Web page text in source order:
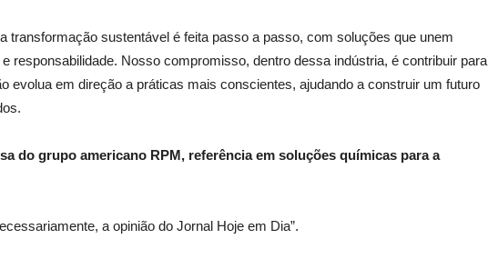
transformação sustentável é feita passo a passo, com soluções que unem
responsabilidade. Nosso compromisso, dentro dessa indústria, é contribuir para
evolua em direção a práticas mais conscientes, ajudando a construir um futuro
do grupo americano RPM, referência em soluções químicas para a
a opinião do Jornal Hoje em Dia”.